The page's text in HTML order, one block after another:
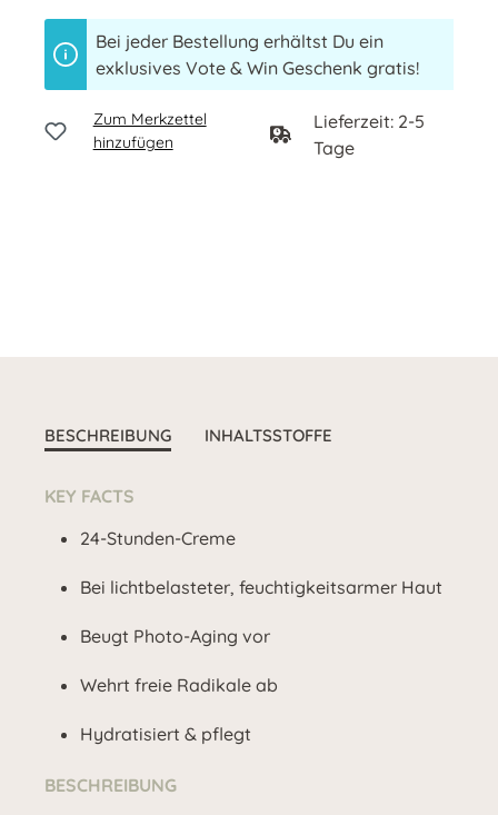
Bei jeder Bestellung erhältst Du ein
exklusives Vote & Win Geschenk gratis!
Zum Merkzettel
hinzufügen
Lieferzeit: 2-5
Tage
BESCHREIBUNG INHALTSSTOFFE
KEY FACTS
24-Stunden-Creme
Bei lichtbelasteter, feuchtigkeitsarmer Haut
Beugt Photo-Aging vor
Wehrt freie Radikale ab
Hydratisiert & pflegt
BESCHREIBUNG